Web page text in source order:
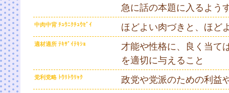
急に話の本題に入るよう
中肉中背 ﾁｭｳﾆｸﾁｭｳｾﾞｲ ほどよい肉づきと、ほど
適材適所 ﾃｷｻﾞｲﾃｷｼｮ
才能や性格に、良く当て
を適切に与えること
党利党略 ﾄｳﾘﾄｳﾘｬｸ 政党や党派のための利益